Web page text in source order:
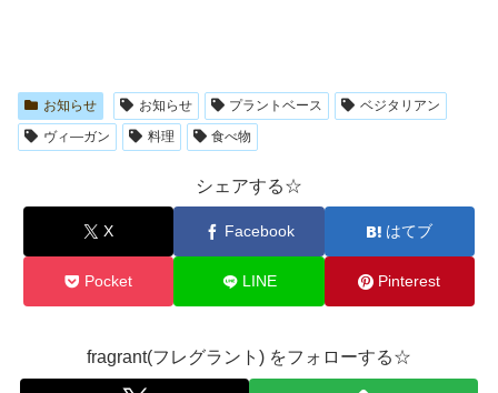
お知らせ お知らせ プラントベース
ベジタリアン
ヴィ―ガン
料理 食べ物
シェアする☆
X Facebook はてブ
Pocket LINE Pinterest
fragrant(フレグラント) をフォローする☆